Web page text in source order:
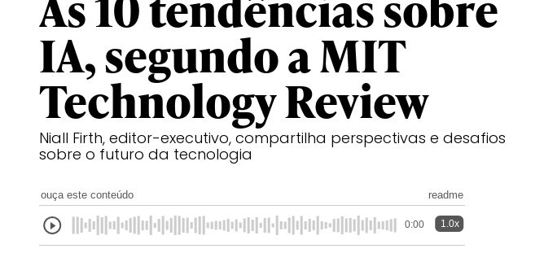
IA, segundo a MIT
Technology Review
Niall Firth, editor-executivo, compartilha perspectivas e desafios
sobre o futuro da tecnologia
ouça este conteúdo readme
0:00 1.0x